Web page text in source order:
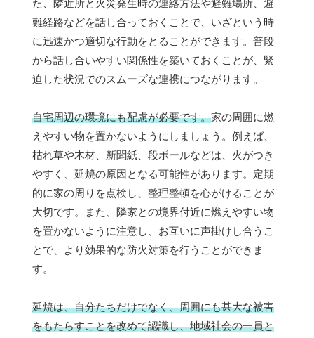
た、隣近所と火災発生時の連絡方法や避難場所、避
難経路などを話し合っておくことで、いざという時
に迅速かつ適切な行動をとることができます。普段
から話し合いやすい関係性を築いておくことが、緊
迫した状況でのスムーズな連携につながります。
自宅周辺の環境にも配慮が必要です。家の周囲に燃
えやすい物を置かないようにしましょう。例えば、
枯れ草や木材、新聞紙、段ボールなどは、火がつき
やすく、延焼の原因となる可能性があります。定期
的に家の周りを点検し、整理整頓を心がけることが
大切です。また、隣家との境界付近に燃えやすい物
を置かないように注意し、お互いに声掛けし合うこ
とで、より効果的な防火対策を行うことができま
す。
延焼は、自分たちだけでなく、周囲にも甚大な被害
をもたらすことを改めて認識し、地域社会の一員と